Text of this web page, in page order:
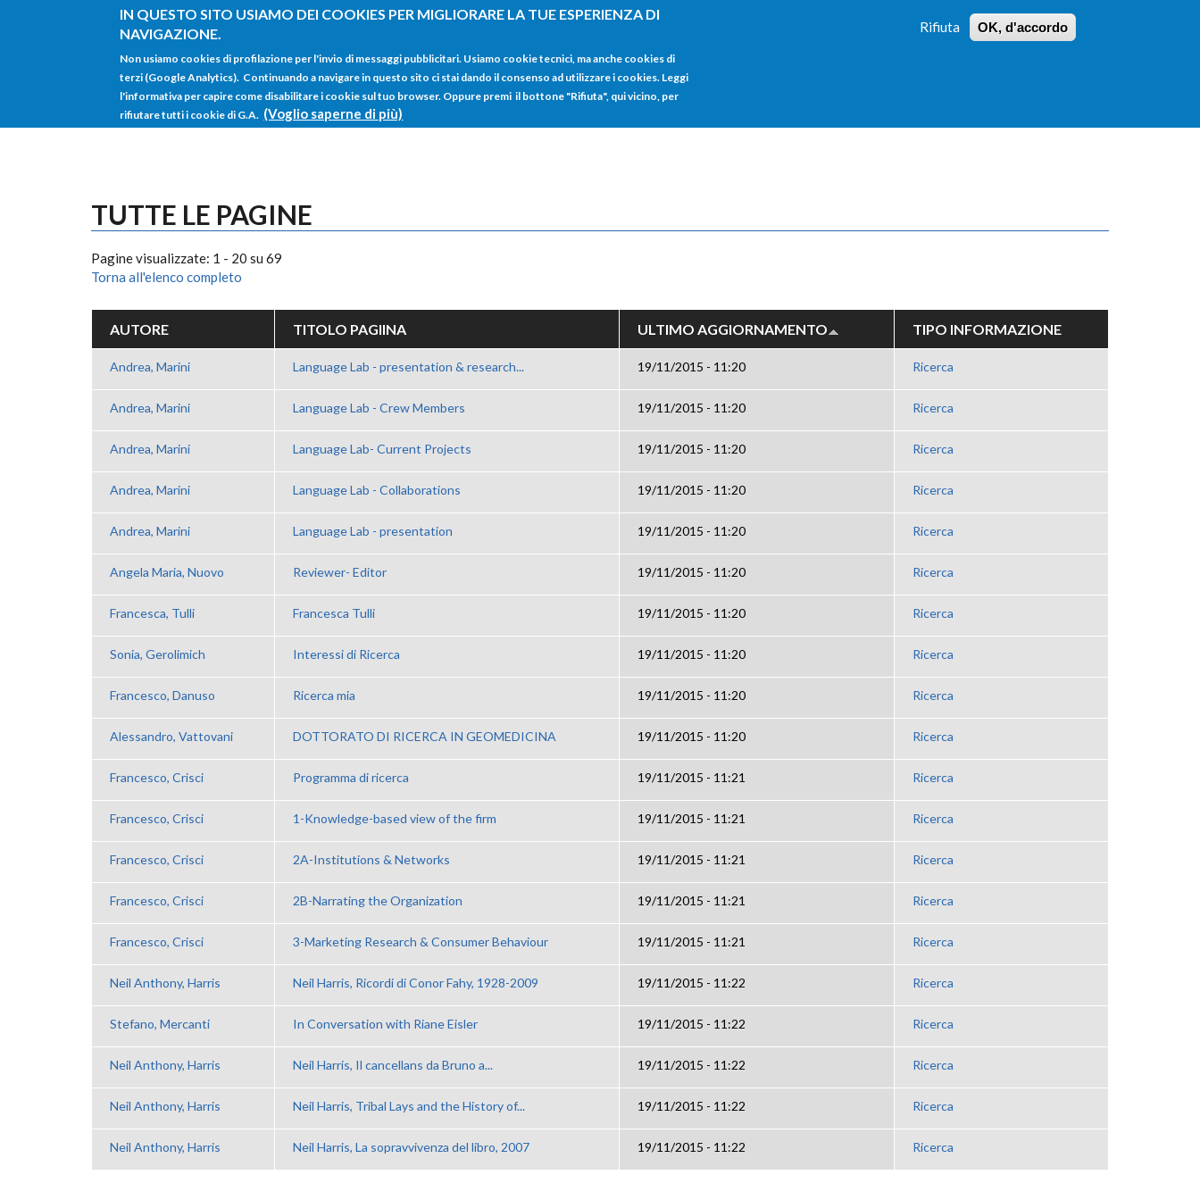
IN QUESTO SITO USIAMO DEI COOKIES PER MIGLIORARE LA TUE ESPERIENZA DI
NAVIGAZIONE.
Non usiamo cookies di profilazione per l'invio di messaggi pubblicitari. Usiamo cookie tecnici, ma anche cookies di
terzi (Google Analytics). Continuando a navigare in questo sito ci stai dando il consenso ad utilizzare i cookies. Leggi
l'informativa per capire come disabilitare i cookie sul tuo browser. Oppure premi il bottone "Rifiuta", qui vicino, per
rifiutare tutti i cookie di G.A. (Voglio saperne di più)
Rifiuta OK, d'accordo
Salta al contenuto principale
RICERCA
HOME
TUTTE LE PAGINE
Pagine visualizzate: 1 - 20 su 69
Torna all'elenco completo
AUTORE TITOLO PAGIINA ULTIMO AGGIORNAMENTO TIPO INFORMAZIONE
Andrea, Marini Language Lab - presentation & research... 19/11/2015 - 11:20 Ricerca
Andrea, Marini Language Lab - Crew Members 19/11/2015 - 11:20 Ricerca
Andrea, Marini Language Lab- Current Projects 19/11/2015 - 11:20 Ricerca
Andrea, Marini Language Lab - Collaborations 19/11/2015 - 11:20 Ricerca
Andrea, Marini Language Lab - presentation 19/11/2015 - 11:20 Ricerca
Angela Maria, Nuovo Reviewer- Editor 19/11/2015 - 11:20 Ricerca
Francesca, Tulli Francesca Tulli 19/11/2015 - 11:20 Ricerca
Sonia, Gerolimich Interessi di Ricerca 19/11/2015 - 11:20 Ricerca
Francesco, Danuso Ricerca mia 19/11/2015 - 11:20 Ricerca
Alessandro, Vattovani DOTTORATO DI RICERCA IN GEOMEDICINA 19/11/2015 - 11:20 Ricerca
Francesco, Crisci Programma di ricerca 19/11/2015 - 11:21 Ricerca
Francesco, Crisci 1-Knowledge-based view of the firm 19/11/2015 - 11:21 Ricerca
Francesco, Crisci 2A-Institutions & Networks 19/11/2015 - 11:21 Ricerca
Francesco, Crisci 2B-Narrating the Organization 19/11/2015 - 11:21 Ricerca
Francesco, Crisci 3-Marketing Research & Consumer Behaviour 19/11/2015 - 11:21 Ricerca
Neil Anthony, Harris Neil Harris, Ricordi di Conor Fahy, 1928-2009 19/11/2015 - 11:22 Ricerca
Stefano, Mercanti In Conversation with Riane Eisler 19/11/2015 - 11:22 Ricerca
Neil Anthony, Harris Neil Harris, Il cancellans da Bruno a... 19/11/2015 - 11:22 Ricerca
Neil Anthony, Harris Neil Harris, Tribal Lays and the History of... 19/11/2015 - 11:22 Ricerca
Neil Anthony, Harris Neil Harris, La sopravvivenza del libro, 2007 19/11/2015 - 11:22 Ricerca